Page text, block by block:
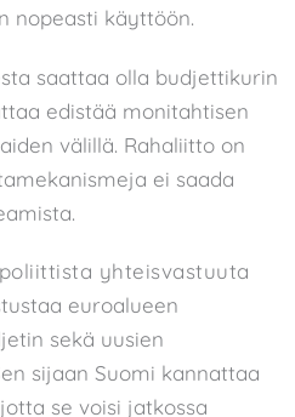
nopeasti käyttöön.
saattaa olla budjettikurin
edistää monitahtisen
välillä. Rahaliitto on
ei saada
yhteisvastuuta
euroalueen
sekä uusien
sijaan Suomi kannattaa
se voisi jatkossa